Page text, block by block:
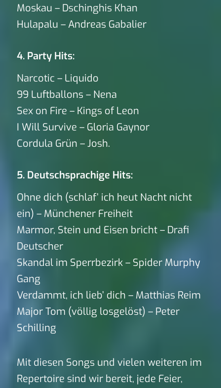
Moskau – Dschinghis Khan
Hulapalu – Andreas Gabalier
4. Party Hits:
Narcotic – Liquido
99 Luftballons – Nena
Sex on Fire – Kings of Leon
I Will Survive – Gloria Gaynor
Cordula Grün – Josh.
5. Deutschsprachige Hits:
Ohne dich (schlaf’ ich heut Nacht nicht
ein) – Münchener Freiheit
Marmor, Stein und Eisen bricht – Drafi
Deutscher
Skandal im Sperrbezirk – Spider Murphy
Gang
Verdammt, ich lieb’ dich – Matthias Reim
Major Tom (völlig losgelöst) – Peter
Schilling
Mit diesen Songs und vielen weiteren im
Repertoire sind wir bereit, jede Feier,